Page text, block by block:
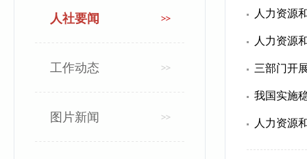
人社要闻
工作动态
图片新闻
人力资源
三部门开
我国实施